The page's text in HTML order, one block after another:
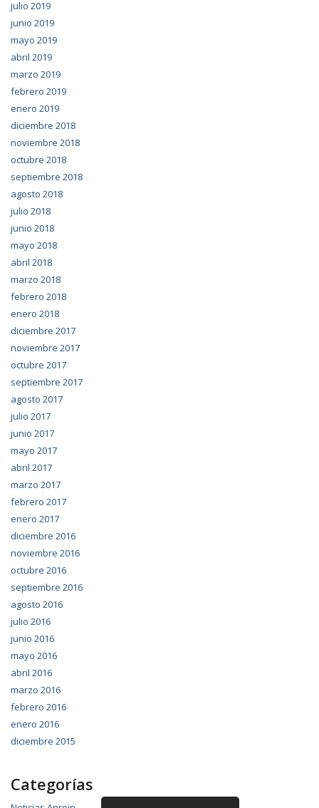
julio 2019
junio 2019
mayo 2019
abril 2019
marzo 2019
febrero 2019
enero 2019
diciembre 2018
noviembre 2018
octubre 2018
septiembre 2018
agosto 2018
julio 2018
junio 2018
mayo 2018
abril 2018
marzo 2018
febrero 2018
enero 2018
diciembre 2017
noviembre 2017
octubre 2017
septiembre 2017
agosto 2017
julio 2017
junio 2017
mayo 2017
abril 2017
marzo 2017
febrero 2017
enero 2017
diciembre 2016
noviembre 2016
octubre 2016
septiembre 2016
agosto 2016
julio 2016
junio 2016
mayo 2016
abril 2016
marzo 2016
febrero 2016
enero 2016
diciembre 2015
Categorías